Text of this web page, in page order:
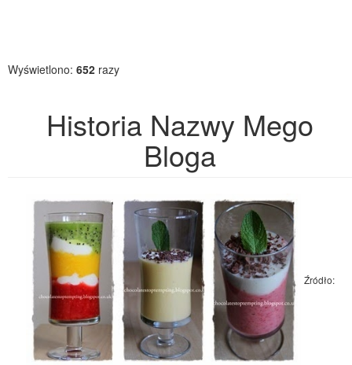
Wyświetlono: 652 razy
Historia Nazwy Mego
Bloga
Źródło: